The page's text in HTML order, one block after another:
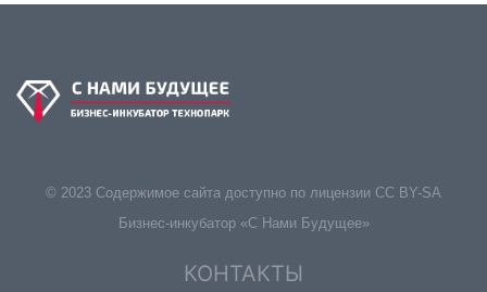
© 2023 Содержимое сайта доступно по лицензии CC BY-SA
Бизнес-инкубатор «С Нами Будущее»
КОНТАКТЫ